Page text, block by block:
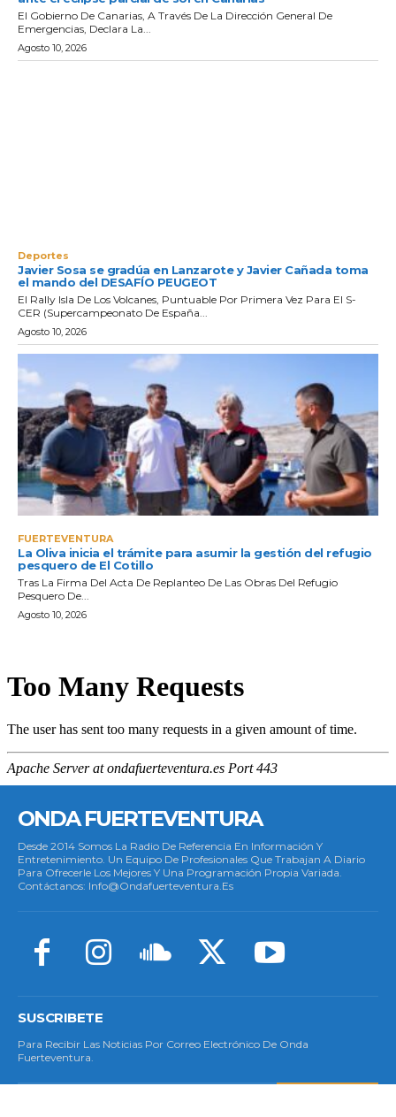
El Gobierno De Canarias, A Través De La Dirección General De
Emergencias, Declara La...
Agosto 10, 2026
Deportes
Javier Sosa se gradúa en Lanzarote y Javier Cañada toma
el mando del DESAFÍO PEUGEOT
El Rally Isla De Los Volcanes, Puntuable Por Primera Vez Para El S-
CER (Supercampeonato De España...
Agosto 10, 2026
FUERTEVENTURA
La Oliva inicia el trámite para asumir la gestión del refugio
pesquero de El Cotillo
Tras La Firma Del Acta De Replanteo De Las Obras Del Refugio
Pesquero De...
Agosto 10, 2026
ONDA FUERTEVENTURA
Desde 2014 Somos La Radio De Referencia En Información Y
Entretenimiento. Un Equipo De Profesionales Que Trabajan A Diario
Para Ofrecerle Los Mejores Y Una Programación Propia Variada.
Contáctanos: Info@ondafuerteventura.es
SUSCRIBETE
Para Recibir Las Noticias Por Correo Electrónico De Onda
Fuerteventura.